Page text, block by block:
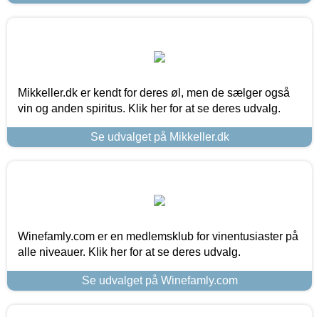
Mikkeller.dk er kendt for deres øl, men de sælger også
vin og anden spiritus. Klik her for at se deres udvalg.
Se udvalget på Mikkeller.dk
Winefamly.com er en medlemsklub for vinentusiaster på
alle niveauer. Klik her for at se deres udvalg.
Se udvalget på Winefamly.com